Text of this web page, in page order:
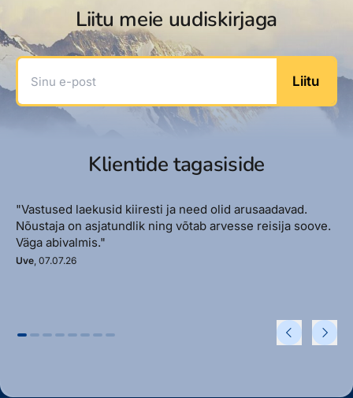
Liitu meie uudiskirjaga
Sinu e-post
Liitu
Klientide tagasiside
"Vastused laekusid kiiresti ja need olid arusaadavad.
Nõustaja on asjatundlik ning võtab arvesse reisija soove.
Väga abivalmis."
Uve, 07.07.26